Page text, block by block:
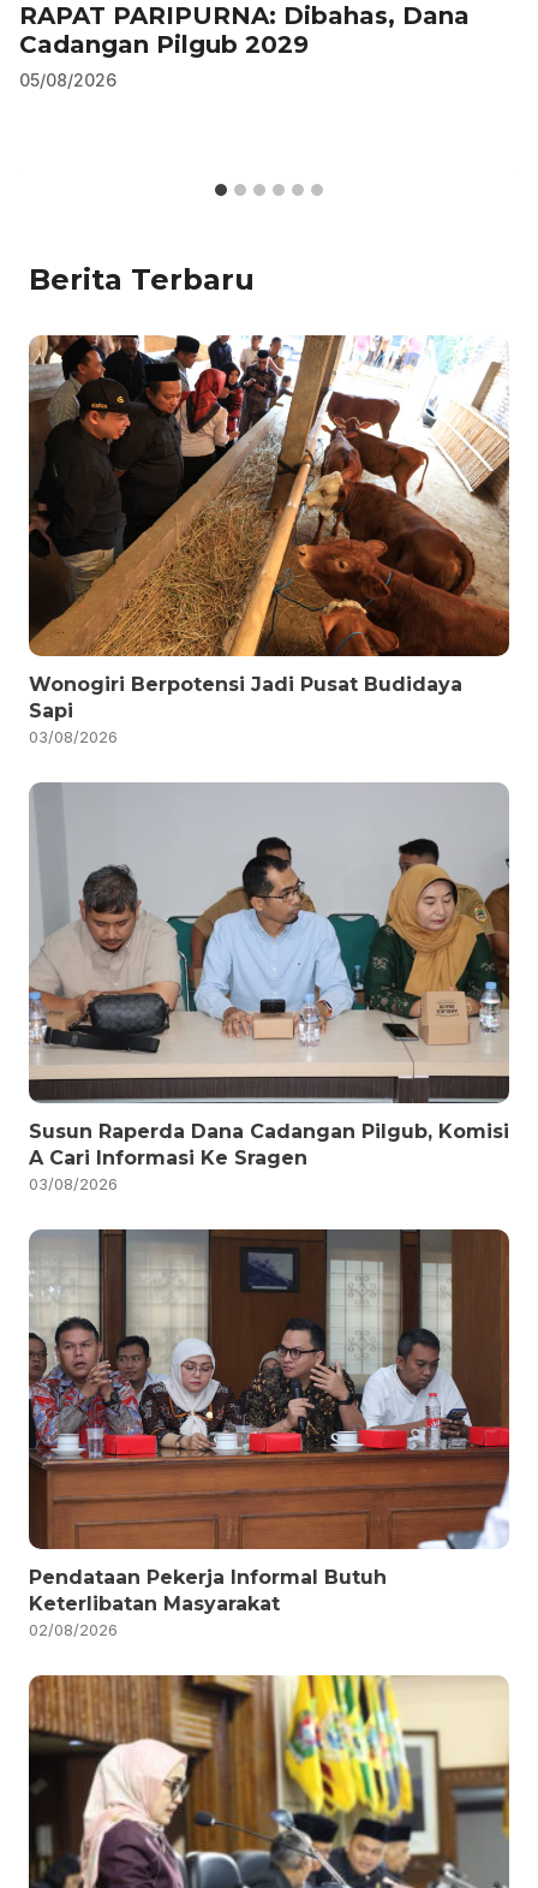
RAPAT PARIPURNA: Dibahas, Dana
Cadangan Pilgub 2029
05/08/2026
Berita Terbaru
Wonogiri Berpotensi Jadi Pusat Budidaya
Sapi
03/08/2026
Susun Raperda Dana Cadangan Pilgub, Komisi
A Cari Informasi Ke Sragen
03/08/2026
Pendataan Pekerja Informal Butuh
Keterlibatan Masyarakat
02/08/2026